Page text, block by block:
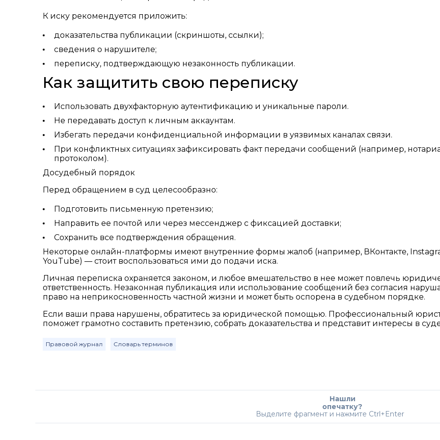
К иску рекомендуется приложить:
доказательства публикации (скриншоты, ссылки);
сведения о нарушителе;
переписку, подтверждающую незаконность публикации.
Как защитить свою переписку
Использовать двухфакторную аутентификацию и уникальные пароли.
Не передавать доступ к личным аккаунтам.
Избегать передачи конфиденциальной информации в уязвимых каналах связи.
При конфликтных ситуациях зафиксировать факт передачи сообщений (например,
протоколом).
Досудебный порядок
Перед обращением в суд целесообразно:
Подготовить письменную претензию;
Направить ее почтой или через мессенджер с фиксацией доставки;
Сохранить все подтверждения обращения.
Некоторые онлайн-платформы имеют внутренние формы жалоб (например, ВКонтакте,
YouTube) — стоит воспользоваться ими до подачи иска.
Личная переписка охраняется законом, и любое вмешательство в нее может повлечь
ответственность. Незаконная публикация или использование сообщений без согласия
право на неприкосновенность частной жизни и может быть оспорена в судебном порядке.
Если ваши права нарушены, обратитесь за юридической помощью. Профессиональный
поможет грамотно составить претензию, собрать доказательства и представит интересы в
Правовой журнал Словарь терминов
Нашли
опечатку?
Выделите фрагмент и нажмите Ctrl+Enter